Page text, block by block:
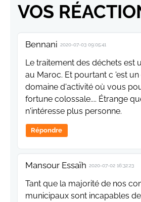
VOS
Bennani 2020-07-03 09:05:41
Le traitement des déchets est
au Maroc. Et pourtant c 'est
domaine d'activité où vous
fortune colossale.... Étrange
n'intéresse plus personne.
Répondre
Mansour Essaïh 2020-07-02 16:32:23
Tant que la majorité de nos
municipaux sont incapables